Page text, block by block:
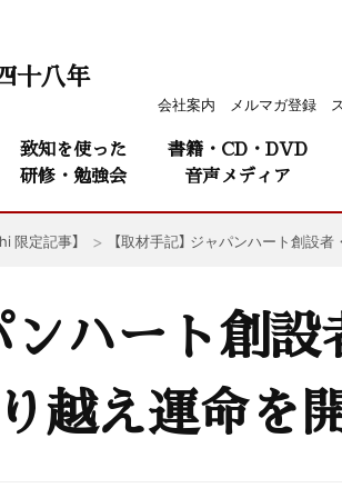
会社案内 メルマガ登録
十八年
致知を使った
研修・勉強会
書籍・CD・DVD
音声メディア
限定記事】 【取材手記】 ジャパンハート創設
ンハート創
越え運命を